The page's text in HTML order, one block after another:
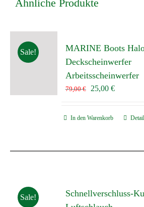
Ähnliche Produkte
Sale!
MARINE Boots
Deckscheinwerfer
Arbeitsscheinwerfer
79,00€
Ursprünglicher
25,00 €Aktueller
In den Warenkorb
Sale!
Schnellverschluss-